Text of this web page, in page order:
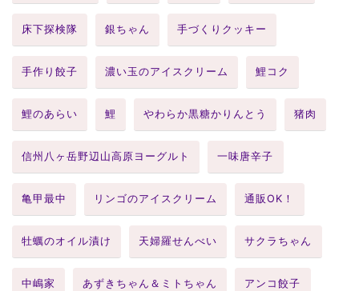
床下探検隊 銀ちゃん 手づくりクッキー
手作り餃子 濃い玉のアイスクリーム 鯉コク
鯉のあらい 鯉 やわらか黒糖かりんとう 猪肉
信州八ヶ岳野辺山高原ヨーグルト 一味唐辛子
亀甲最中 リンゴのアイスクリーム 通販OK！
牡蠣のオイル漬け 天婦羅せんべい サクラちゃん
中嶋家 あずきちゃん＆ミトちゃん アンコ餃子